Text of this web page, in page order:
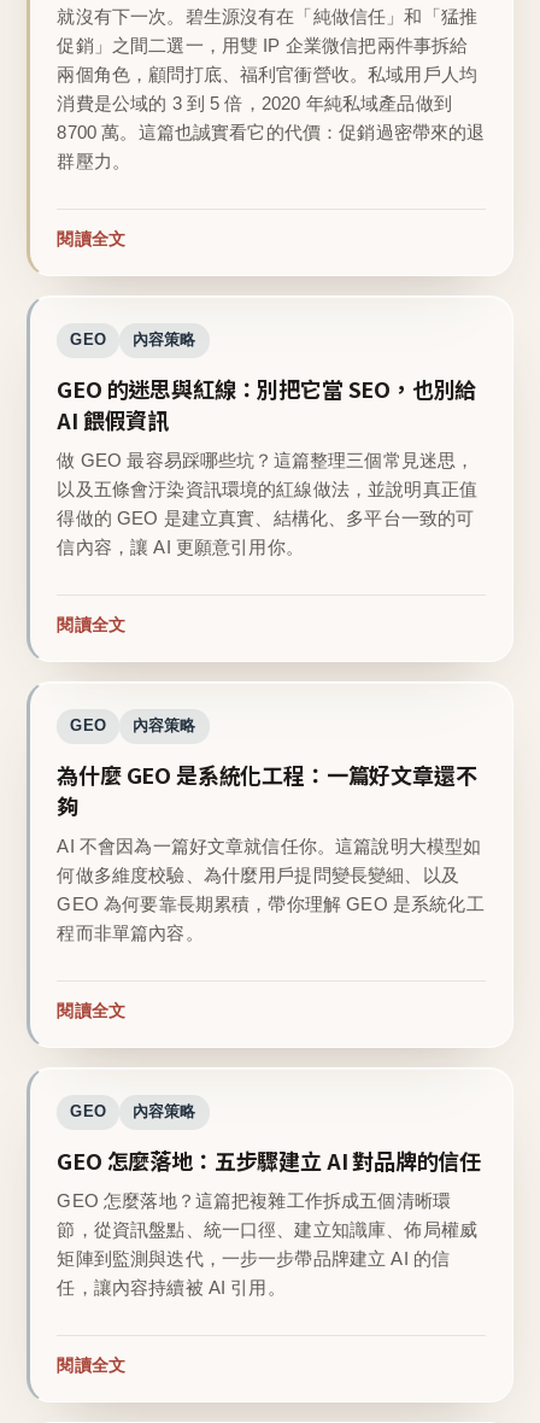
就沒有下一次。碧生源沒有在「純做信任」和「猛推
促銷」之間二選一，用雙 IP 企業微信把兩件事拆給
兩個角色，顧問打底、福利官衝營收。私域用戶人均
消費是公域的 3 到 5 倍，2020 年純私域產品做到
8700 萬。這篇也誠實看它的代價：促銷過密帶來的退
群壓力。
閱讀全文
GEO 內容策略
GEO 的迷思與紅線：別把它當 SEO，也別給
AI 餵假資訊
做 GEO 最容易踩哪些坑？這篇整理三個常見迷思，
以及五條會汙染資訊環境的紅線做法，並說明真正值
得做的 GEO 是建立真實、結構化、多平台一致的可
信內容，讓 AI 更願意引用你。
閱讀全文
GEO 內容策略
為什麼 GEO 是系統化工程：一篇好文章還不
夠
AI 不會因為一篇好文章就信任你。這篇說明大模型如
何做多維度校驗、為什麼用戶提問變長變細、以及
GEO 為何要靠長期累積，帶你理解 GEO 是系統化工
程而非單篇內容。
閱讀全文
GEO 內容策略
GEO 怎麼落地：五步驟建立 AI 對品牌的信任
GEO 怎麼落地？這篇把複雜工作拆成五個清晰環
節，從資訊盤點、統一口徑、建立知識庫、佈局權威
矩陣到監測與迭代，一步一步帶品牌建立 AI 的信
任，讓內容持續被 AI 引用。
閱讀全文